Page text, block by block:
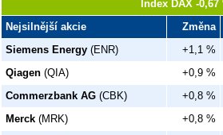
Index DAX -
Nejsilnější akcie
Změna
Siemens Energy (ENR)
+1,1 %
Qiagen (QIA)
+0,9 %
Commerzbank AG (CBK)
+0,8 %
Merck (MRK)
+0,8 %